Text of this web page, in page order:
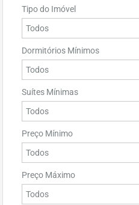
Tipo do Imóvel
Dormitórios Mínimos
Suítes Mínimas
Preço Mínimo
Preço Máximo